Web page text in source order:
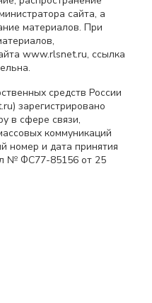
сайта, а
материалов. При
www.rlsnet.ru, ссылка
средств России
зарегистрировано
в сфере связи,
коммуникаций
номер и дата принятия
№ ФС77-85156 от 25